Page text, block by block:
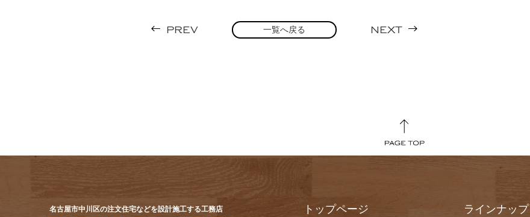
PREV 一覧へ戻る NEXT
名古屋市中川区の注文住宅などを設計施工する工務店 トップページ ラインナップ